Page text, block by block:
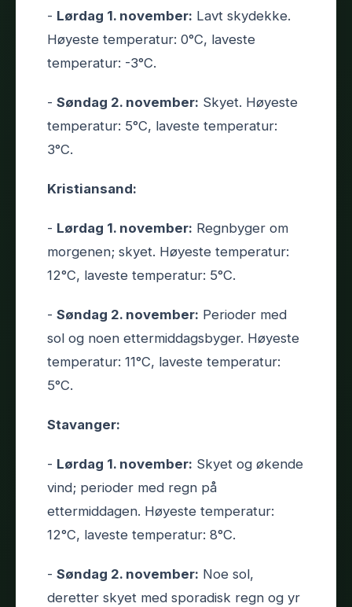
- Lørdag 1. november: Lavt skydekke.
Høyeste temperatur: 0°C, laveste
temperatur: -3°C.
- Søndag 2. november: Skyet. Høyeste
temperatur: 5°C, laveste temperatur:
3°C.
Kristiansand:
- Lørdag 1. november: Regnbyger om
morgenen; skyet. Høyeste temperatur:
12°C, laveste temperatur: 5°C.
- Søndag 2. november: Perioder med
sol og noen ettermiddagsbyger. Høyeste
temperatur: 11°C, laveste temperatur:
5°C.
Stavanger:
- Lørdag 1. november: Skyet og økende
vind; perioder med regn på
ettermiddagen. Høyeste temperatur:
12°C, laveste temperatur: 8°C.
- Søndag 2. november: Noe sol,
deretter skyet med sporadisk regn og yr